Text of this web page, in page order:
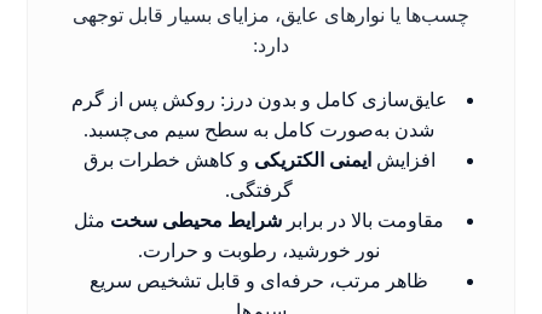
چسب‌ها یا نوارهای عایق، مزایای بسیار قابل توجهی
دارد:
عایق‌سازی کامل و بدون درز: روکش پس از گرم
شدن به‌صورت کامل به سطح سیم می‌چسبد.
افزایش ایمنی الکتریکی و کاهش خطرات برق
گرفتگی.
مقاومت بالا در برابر شرایط محیطی سخت مثل
نور خورشید، رطوبت و حرارت.
ظاهر مرتب، حرفه‌ای و قابل تشخیص سریع